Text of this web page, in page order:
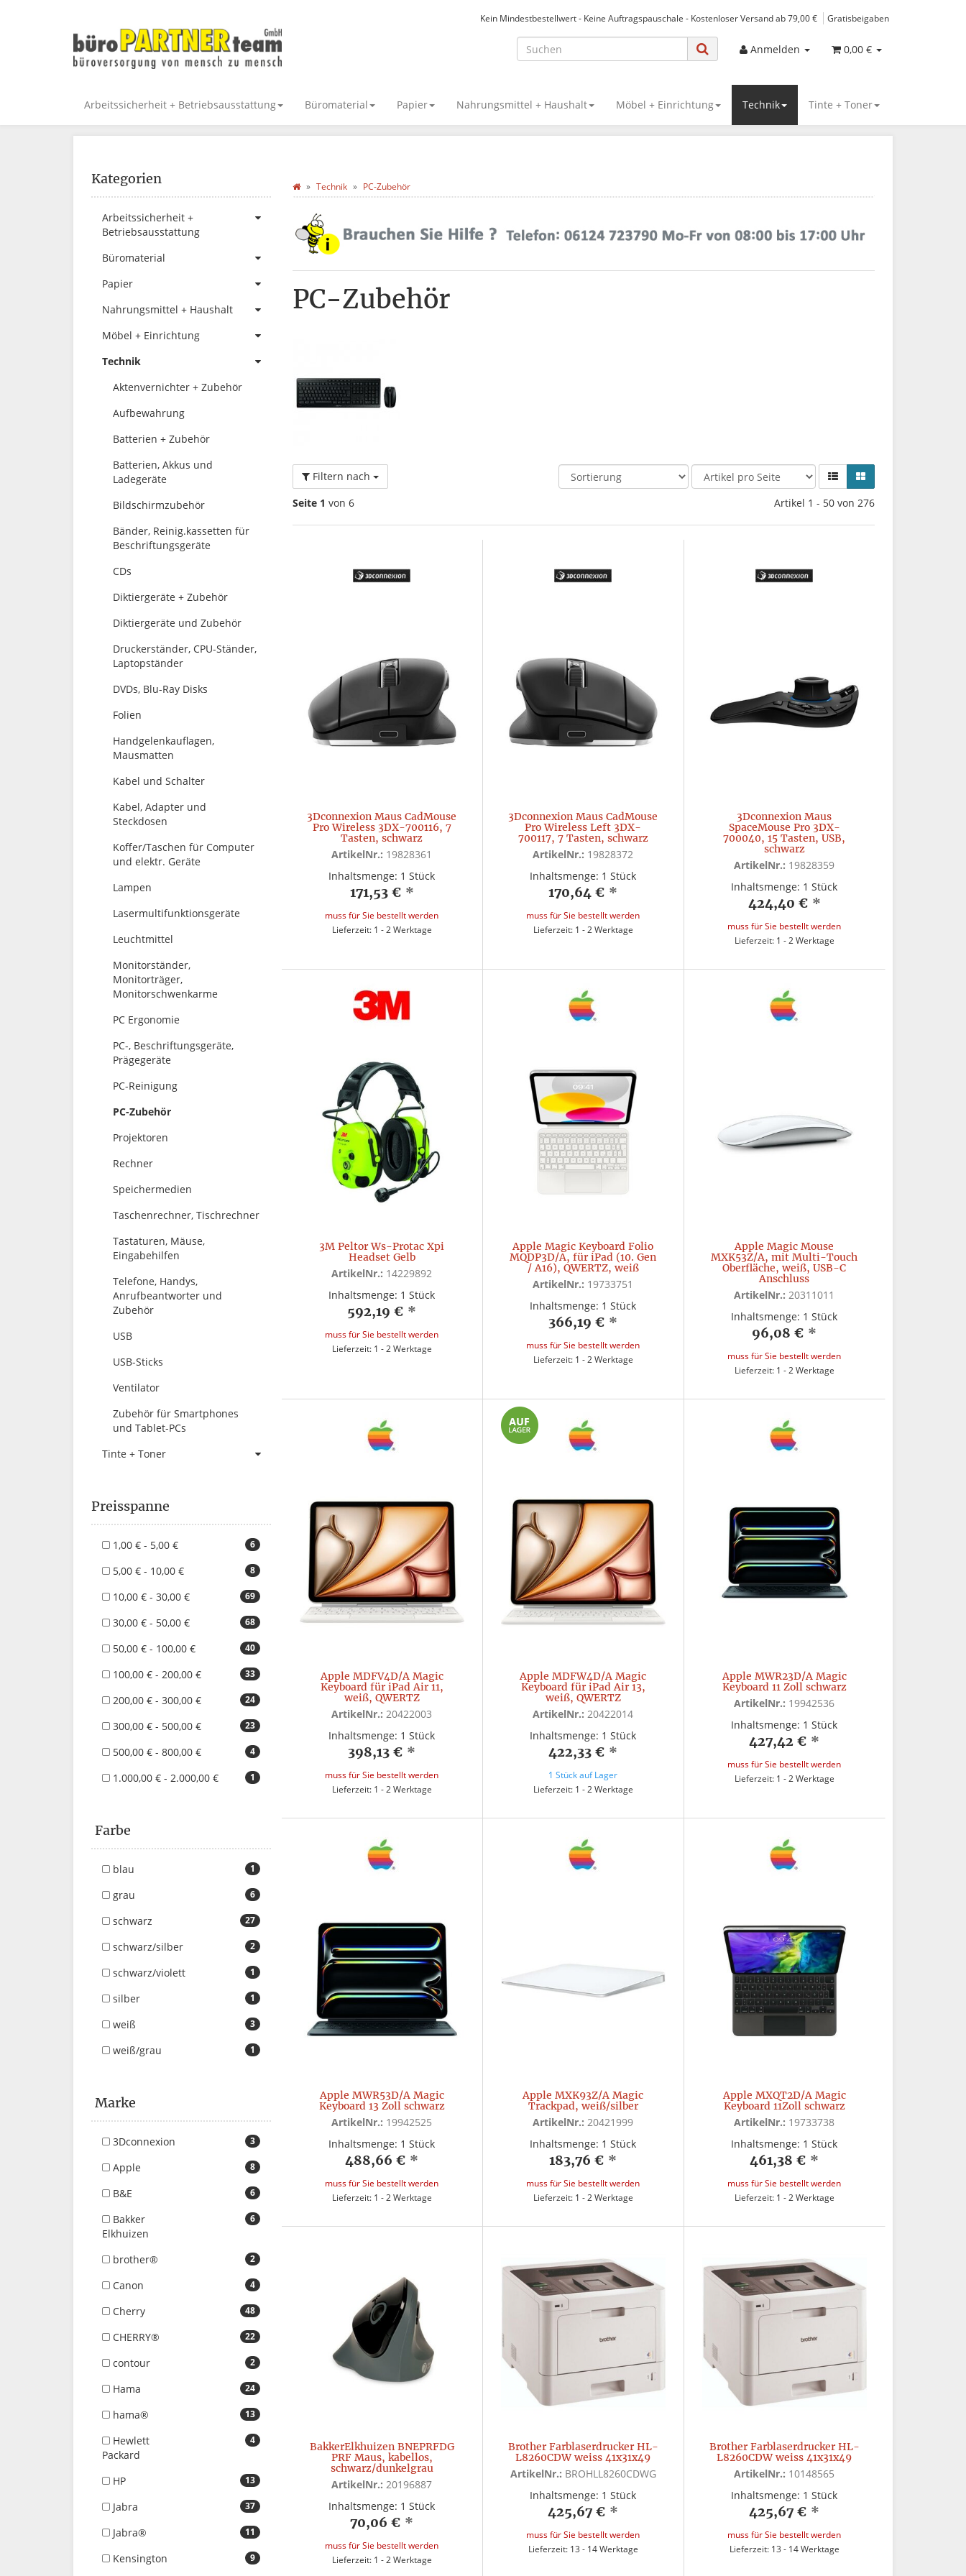
Kein Mindestbestellwert - Keine Auftragspauschale - Kostenloser Versand ab 79,00 € Gratisbeigaben
Anmelden 0,00 €
Arbeitssicherheit + Betriebsausstattung Büromaterial Papier Nahrungsmittel + Haushalt Möbel + Einrichtung Technik Tinte + Toner
Technik PC-Zubehör
PC-Zubehör
Filtern nach
Seite 1 von 6 Artikel 1 - 50 von 276
3Dconnexion Maus CadMouse
Pro Wireless 3DX-700116, 7
Tasten, schwarz
ArtikelNr.: 19828361
Inhaltsmenge: 1 Stück
171,53 € *
muss für Sie bestellt werden
Lieferzeit: 1 - 2 Werktage
3Dconnexion Maus CadMouse
Pro Wireless Left 3DX-
700117, 7 Tasten, schwarz
ArtikelNr.: 19828372
Inhaltsmenge: 1 Stück
170,64 € *
muss für Sie bestellt werden
Lieferzeit: 1 - 2 Werktage
3Dconnexion Maus
SpaceMouse Pro 3DX-
700040, 15 Tasten, USB,
schwarz
ArtikelNr.: 19828359
Inhaltsmenge: 1 Stück
424,40 € *
muss für Sie bestellt werden
Lieferzeit: 1 - 2 Werktage
3M Peltor Ws-Protac Xpi
Headset Gelb
ArtikelNr.: 14229892
Inhaltsmenge: 1 Stück
592,19 € *
muss für Sie bestellt werden
Lieferzeit: 1 - 2 Werktage
Apple Magic Keyboard Folio
MQDP3D/A, für iPad (10. Gen
/ A16), QWERTZ, weiß
ArtikelNr.: 19733751
Inhaltsmenge: 1 Stück
366,19 € *
muss für Sie bestellt werden
Lieferzeit: 1 - 2 Werktage
Apple Magic Mouse
MXK53Z/A, mit Multi-Touch
Oberfläche, weiß, USB-C
Anschluss
ArtikelNr.: 20311011
Inhaltsmenge: 1 Stück
96,08 € *
muss für Sie bestellt werden
Lieferzeit: 1 - 2 Werktage
Apple MDFV4D/A Magic
Keyboard für iPad Air 11,
weiß, QWERTZ
ArtikelNr.: 20422003
Inhaltsmenge: 1 Stück
398,13 € *
muss für Sie bestellt werden
Lieferzeit: 1 - 2 Werktage
Apple MDFW4D/A Magic
Keyboard für iPad Air 13,
weiß, QWERTZ
ArtikelNr.: 20422014
Inhaltsmenge: 1 Stück
422,33 € *
1 Stück auf Lager
Lieferzeit: 1 - 2 Werktage
Apple MWR23D/A Magic
Keyboard 11 Zoll schwarz
ArtikelNr.: 19942536
Inhaltsmenge: 1 Stück
427,42 € *
muss für Sie bestellt werden
Lieferzeit: 1 - 2 Werktage
Apple MWR53D/A Magic
Keyboard 13 Zoll schwarz
ArtikelNr.: 19942525
Inhaltsmenge: 1 Stück
488,66 € *
muss für Sie bestellt werden
Lieferzeit: 1 - 2 Werktage
Apple MXK93Z/A Magic
Trackpad, weiß/silber
ArtikelNr.: 20421999
Inhaltsmenge: 1 Stück
183,76 € *
muss für Sie bestellt werden
Lieferzeit: 1 - 2 Werktage
Apple MXQT2D/A Magic
Keyboard 11Zoll schwarz
ArtikelNr.: 19733738
Inhaltsmenge: 1 Stück
461,38 € *
muss für Sie bestellt werden
Lieferzeit: 1 - 2 Werktage
BakkerElkhuizen BNEPRFDG
PRF Maus, kabellos,
schwarz/dunkelgrau
ArtikelNr.: 20196887
Inhaltsmenge: 1 Stück
70,06 € *
muss für Sie bestellt werden
Lieferzeit: 1 - 2 Werktage
Brother Farblaserdrucker HL-
L8260CDW weiss 41x31x49
ArtikelNr.: BROHLL8260CDWG
Inhaltsmenge: 1 Stück
425,67 € *
muss für Sie bestellt werden
Lieferzeit: 13 - 14 Werktage
Brother Farblaserdrucker HL-
L8260CDW weiss 41x31x49
ArtikelNr.: 10148565
Inhaltsmenge: 1 Stück
425,67 € *
muss für Sie bestellt werden
Lieferzeit: 13 - 14 Werktage
Kategorien
Arbeitssicherheit +
Betriebsausstattung
Büromaterial
Papier
Nahrungsmittel + Haushalt
Möbel + Einrichtung
Technik
Aktenvernichter + Zubehör
Aufbewahrung
Batterien + Zubehör
Batterien, Akkus und
Ladegeräte
Bildschirmzubehör
Bänder, Reinig.kassetten für
Beschriftungsgeräte
CDs
Diktiergeräte + Zubehör
Diktiergeräte und Zubehör
Druckerständer, CPU-Ständer,
Laptopständer
DVDs, Blu-Ray Disks
Folien
Handgelenkauflagen,
Mausmatten
Kabel und Schalter
Kabel, Adapter und
Steckdosen
Koffer/Taschen für Computer
und elektr. Geräte
Lampen
Lasermultifunktionsgeräte
Leuchtmittel
Monitorständer,
Monitorträger,
Monitorschwenkarme
PC Ergonomie
PC-, Beschriftungsgeräte,
Prägegeräte
PC-Reinigung
PC-Zubehör
Projektoren
Rechner
Speichermedien
Taschenrechner, Tischrechner
Tastaturen, Mäuse,
Eingabehilfen
Telefone, Handys,
Anrufbeantworter und
Zubehör
USB
USB-Sticks
Ventilator
Zubehör für Smartphones
und Tablet-PCs
Tinte + Toner
Preisspanne
6
1,00 € - 5,00 €
8
5,00 € - 10,00 €
69
10,00 € - 30,00 €
68
30,00 € - 50,00 €
40
50,00 € - 100,00 €
33
100,00 € - 200,00 €
24
200,00 € - 300,00 €
23
300,00 € - 500,00 €
4
500,00 € - 800,00 €
1
1.000,00 € - 2.000,00 €
Farbe
1
blau
6
grau
27
schwarz
2
schwarz/silber
1
schwarz/violett
1
silber
3
weiß
1
weiß/grau
Marke
3
3Dconnexion
8
Apple
6
B&E
6
Bakker
Elkhuizen
2
brother®
4
Canon
48
Cherry
22
CHERRY®
2
contour
24
Hama
13
hama®
4
Hewlett
Packard
13
HP
37
Jabra
11
Jabra®
9
Kensington